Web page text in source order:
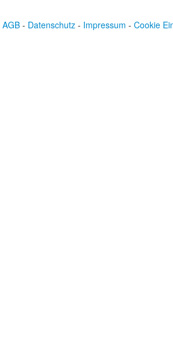
AGB - Datenschutz - Impressum - Cookie